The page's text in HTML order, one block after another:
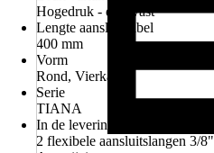
Hogedruk - drukvast
Lengte aansluitkabel
400 mm
Vorm
Rond, Vierkant
Serie
TIANA
In de levering inbegrepen
2 flexibele aansluitslangen 3/8"